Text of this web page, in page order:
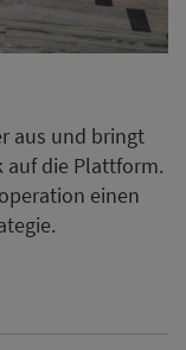
aus und bringt
auf die Plattform.
einen